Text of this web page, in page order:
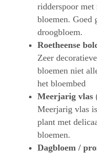
ridderspoor
bloemen. Goed
droogbloem.
Roetheense
Zeer
bloemen niet
het bloembed
Meerjarig vlas
Meerjarig vlas
plant met
bloemen.
Dagbloem /